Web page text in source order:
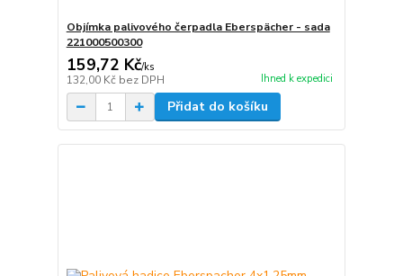
Objímka palivového čerpadla Eberspächer - sada
221000500300
159,72 Kč/ks
132,00 Kč bez DPH Ihned k expedici
Přidat do košíku